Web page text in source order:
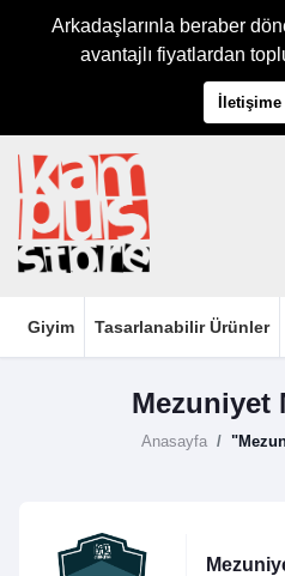
Arkadaşlarınla beraber
avantajlı fiyatlardan
Giyim Tasarlanabilir Ürünler
Mezuniyet
Anasayfa